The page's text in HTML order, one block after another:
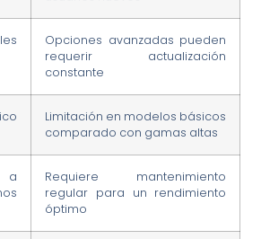
Opciones avanzadas pueden
requerir actualización
constante
Limitación en modelos básicos
comparado con gamas altas
a
Requiere mantenimiento
regular para un rendimiento
óptimo